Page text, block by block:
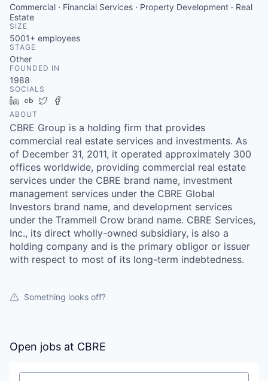
Commercial · Financial Services · Property Development · Real
Estate
SIZE
5001+ employees
STAGE
Other
FOUNDED IN
1988
SOCIALS
LinkedIn
Crunchbase
Twitter
ABOUT
CBRE Group is a holding firm that provides
commercial real estate services and investments. As
of December 31, 2011, it operated approximately 300
offices worldwide, providing commercial real estate
services under the CBRE brand name, investment
management services under the CBRE Global
Investors brand name, and development services
under the Trammell Crow brand name. CBRE Services,
Inc., its direct wholly-owned subsidiary, is also a
holding company and is the primary obligor or issuer
with respect to most of its long-term indebtedness.
Something looks off?
Open jobs at CBRE